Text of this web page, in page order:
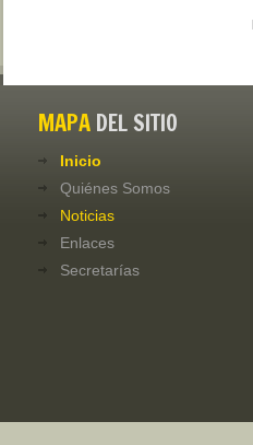
MAPA DEL SITIO
Inicio
Quiénes Somos
Noticias
Enlaces
Secretarías